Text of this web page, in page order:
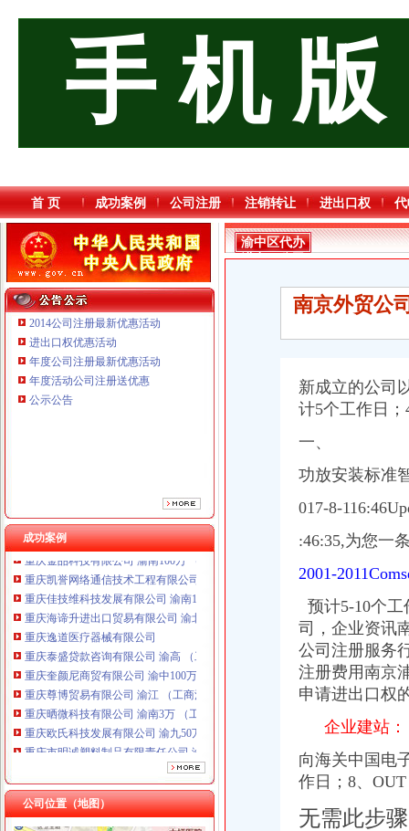
手 机 版
首 页 成功案例 公司注册 注销转让 进出口权
2014公司注册最新优惠活动
进出口权优惠活动
年度公司注册最新优惠活动
年度活动公司注册送优惠
公示公告
成功案例
重庆海谛升进出口贸易有限公司 渝北100万 （进出口权）
重庆逸道医疗器械有限公司
重庆欧氏科技发展有限公司 渝九50万 （进出口权）
重庆市明诚塑料制品有限责任公司 渝高100万 （进出口权）
重庆金品科技有限公司 渝南100万 （进出口权）
重庆凯誉网络通信技术工程有限公司 渝中300万 （工商变更）
重庆佳技维科技发展有限公司 渝南100万 （进出口权）
重庆海谛升进出口贸易有限公司 渝北100万 （进出口权）
重庆逸道医疗器械有限公司
重庆泰盛贷款咨询有限公司 渝高 （工商注册）
重庆奎颜尼商贸有限公司 渝中100万 （工商注册）
重庆尊博贸易有限公司 渝江 （工商注册）
重庆晒微科技有限公司 渝南3万 （工商注册）
重庆欧氏科技发展有限公司 渝九50万 （进出口权）
重庆市明诚塑料制品有限责任公司 渝高100万 （进出口权）
重庆金品科技有限公司 渝南100万 （进出口权）
重庆凯誉网络通信技术工程有限公司 渝中300万 （工商变更）
重庆佳技维科技发展有限公司 渝南100万 （进出口权）
公司位置（地图）
渝中区代办
进出口公司
南京外贸公
新成立的公司
计5个工作日
一、
功放安装标准
017-8-
:46:35,为您一
2001-
预计5-10个
司，企业资讯
公司注册服务
注册费用南京
申请进出口权
企业建站：
向海关中国电
作日；8、
无需此步